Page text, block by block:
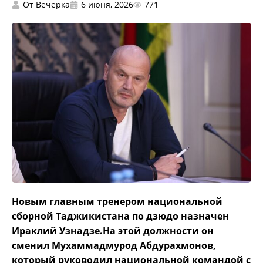
От Вечерка 6 июня, 2026 771
Новым главным тренером национальной
сборной Таджикистана по дзюдо назначен
Ираклий Узнадзе.На этой должности он
сменил Мухаммадмурод Абдурахмонов,
который руководил национальной командой с